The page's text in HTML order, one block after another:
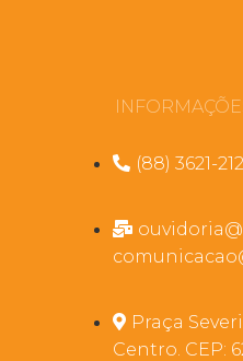
(88) 3621-
Praça
Centro. CEP: